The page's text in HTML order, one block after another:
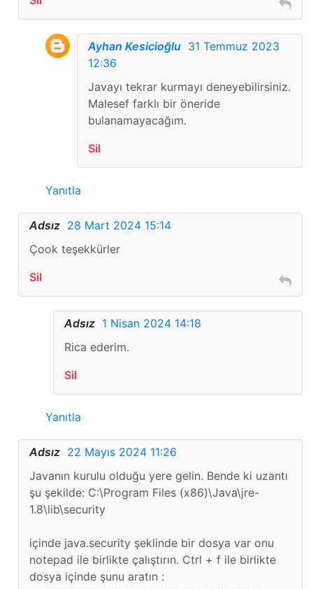
Ayhan Kesicioğlu 31 Temmuz 2023
12:36
Javayı tekrar kurmayı deneyebilirsiniz.
Malesef farklı bir öneride
bulanamayacağım.
Sil
Yanıtla
Adsız 28 Mart 2024 15:14
Çook teşekkürler
Sil
Adsız 1 Nisan 2024 14:18
Rica ederim.
Sil
Yanıtla
Adsız 22 Mayıs 2024 11:26
Javanın kurulu olduğu yere gelin. Bende ki uzantı
şu şekilde: C:\Program Files (x86)\Java\jre-
1.8\lib\security
içinde java.security şeklinde bir dosya var onu
notepad ile birlikte çalıştırın. Ctrl + f ile birlikte
dosya içinde şunu aratın :